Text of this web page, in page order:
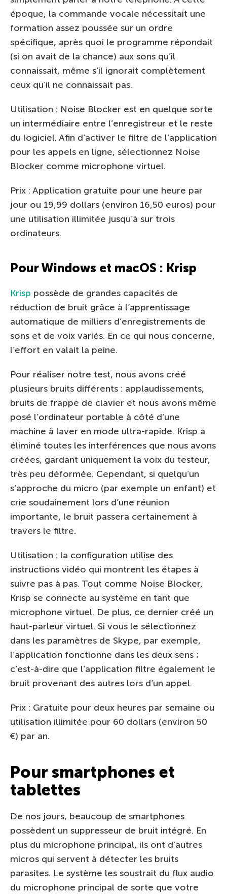
époque, la commande vocale nécessitait une
formation assez poussée sur un ordre
spécifique, après quoi le programme répondait
(si on avait de la chance) aux sons qu’il
connaissait, même s’il ignorait complètement
ceux qu’il ne connaissait pas.
Utilisation : Noise Blocker est en quelque sorte
un intermédiaire entre l’enregistreur et le reste
du logiciel. Afin d’activer le filtre de l’application
pour les appels en ligne, sélectionnez Noise
Blocker comme microphone virtuel.
Prix : Application gratuite pour une heure par
jour ou 19,99 dollars (environ 16,50 euros) pour
une utilisation illimitée jusqu’à sur trois
ordinateurs.
Pour Windows et macOS : Krisp
Krisp possède de grandes capacités de
réduction de bruit grâce à l’apprentissage
automatique de milliers d’enregistrements de
sons et de voix variés. En ce qui nous concerne,
l’effort en valait la peine.
Pour réaliser notre test, nous avons créé
plusieurs bruits différents : applaudissements,
bruits de frappe de clavier et nous avons même
posé l’ordinateur portable à côté d’une
machine à laver en mode ultra-rapide. Krisp a
éliminé toutes les interférences que nous avons
créées, gardant uniquement la voix du testeur,
très peu déformée. Cependant, si quelqu’un
s’approche du micro (par exemple un enfant) et
crie soudainement lors d’une réunion
importante, le bruit passera certainement à
travers le filtre.
Utilisation : la configuration utilise des
instructions vidéo qui montrent les étapes à
suivre pas à pas. Tout comme Noise Blocker,
Krisp se connecte au système en tant que
microphone virtuel. De plus, ce dernier créé un
haut-parleur virtuel. Si vous le sélectionnez
dans les paramètres de Skype, par exemple,
l’application fonctionne dans les deux sens ;
c’est-à-dire que l’application filtre également le
bruit provenant des autres lors d’un appel.
Prix : Gratuite pour deux heures par semaine ou
utilisation illimitée pour 60 dollars (environ 50
€) par an.
Pour smartphones et
tablettes
De nos jours, beaucoup de smartphones
possèdent un suppresseur de bruit intégré. En
plus du microphone principal, ils ont d’autres
micros qui servent à détecter les bruits
parasites. Le système les soustrait du flux audio
du microphone principal de sorte que votre